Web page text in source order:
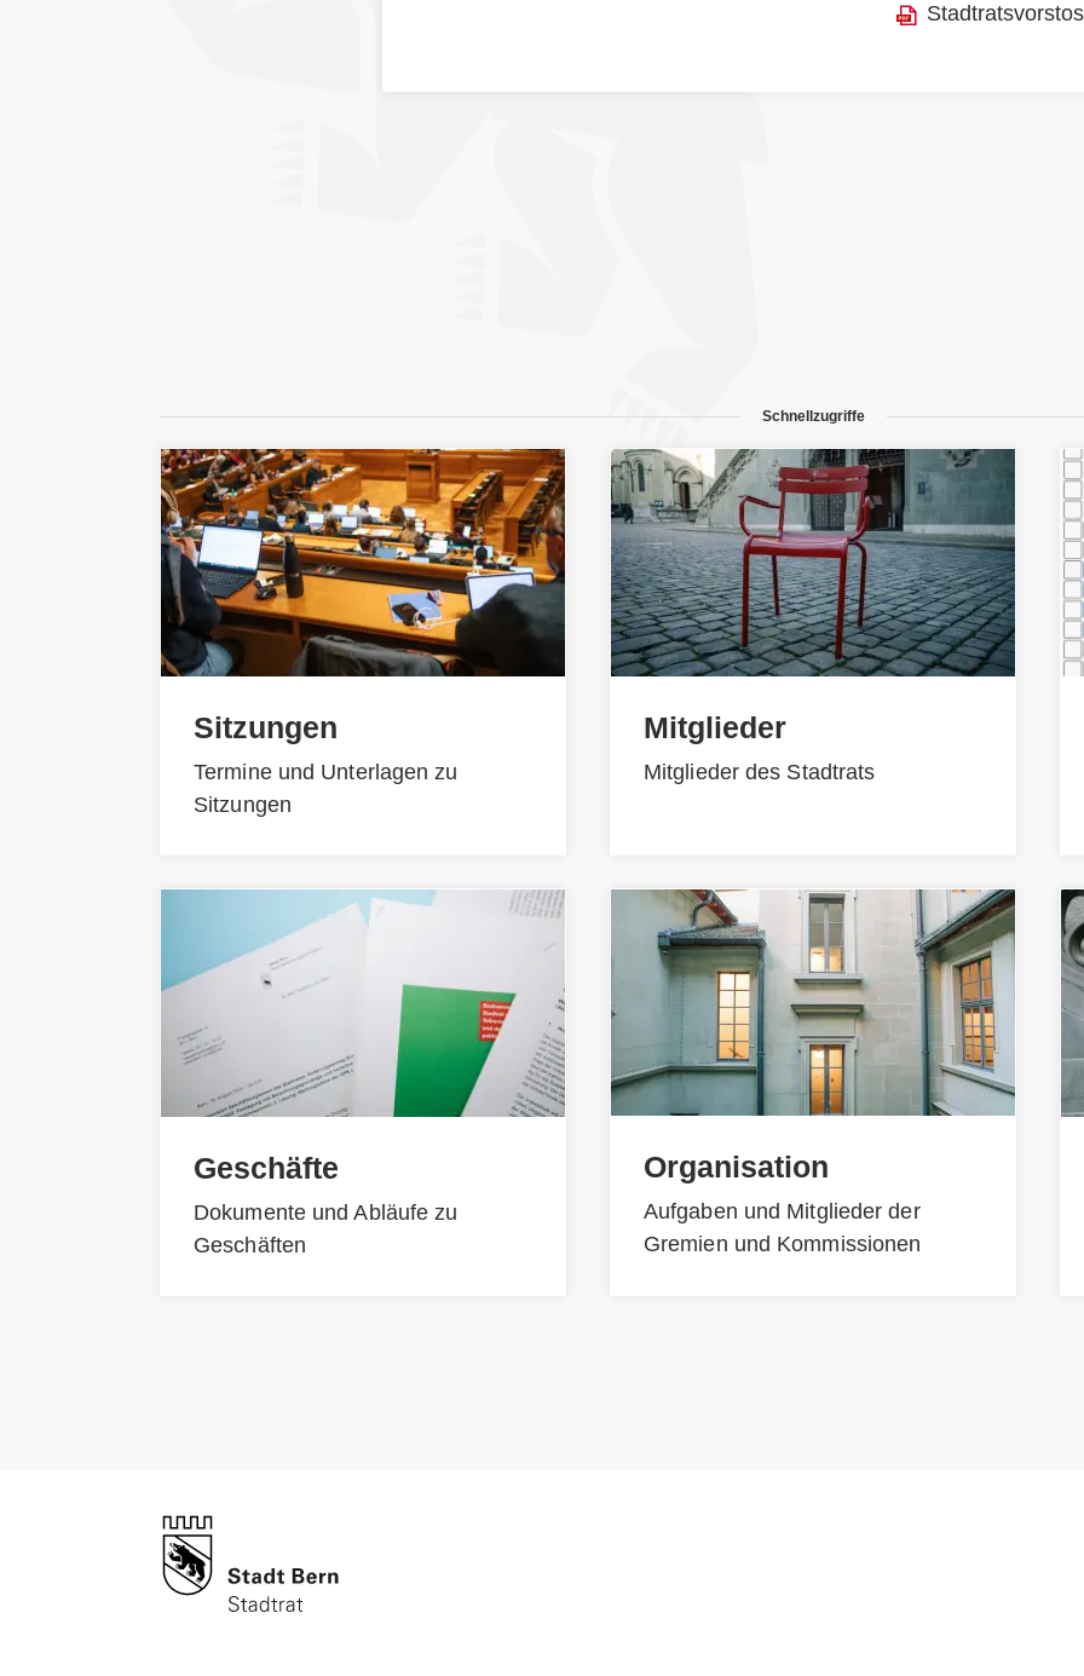
Schnellzugriffe
Sitzungen
Termine und Unterlagen zu
Sitzungen
Geschäfte
Dokumente und Abläufe zu
Geschäften
Mitglieder
Mitglieder des Stadtrats
Organisation
Aufgaben und Mitglieder der
Gremien und Kommissionen